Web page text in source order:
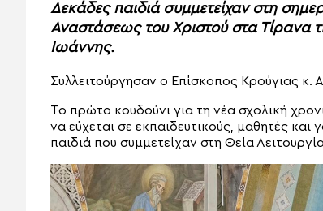
Δεκάδες παιδιά συμμετείχαν στη
Αναστάσεως του Χριστού στα Τίρανα
Ιωάννης.
Συλλειτούργησαν ο Επίσκοπος Κρούγιας κ.
Το πρώτο κουδούνι για τη νέα σχολική
να εύχεται σε εκπαιδευτικούς, μαθητές
παιδιά που συμμετείχαν στη Θεία